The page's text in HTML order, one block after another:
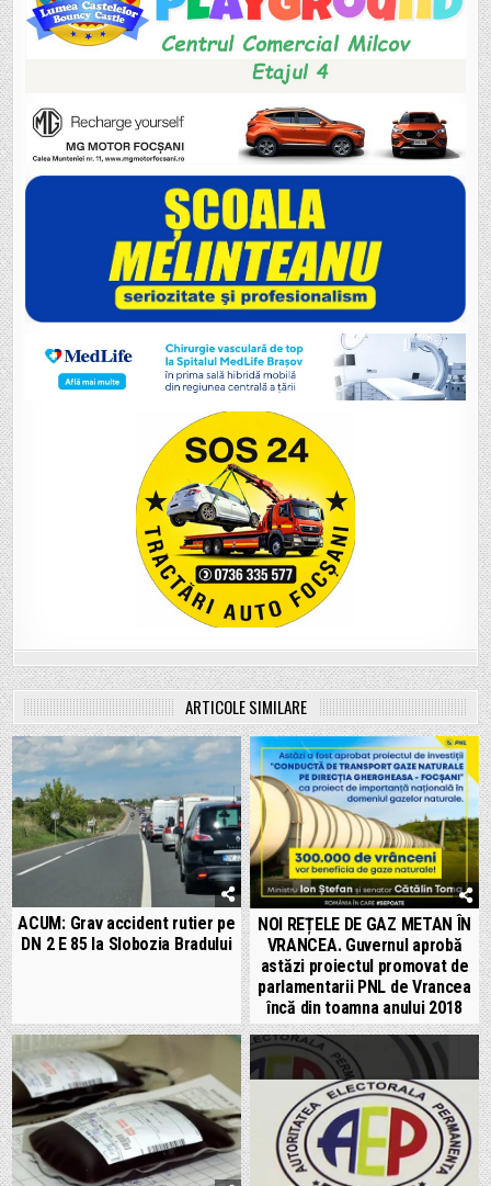
ARTICOLE SIMILARE
ACUM: Grav accident rutier pe
DN 2 E 85 la Slobozia Bradului
NOI REȚELE DE GAZ METAN ÎN
VRANCEA. Guvernul aprobă
astăzi proiectul promovat de
parlamentarii PNL de Vrancea
încă din toamna anului 2018